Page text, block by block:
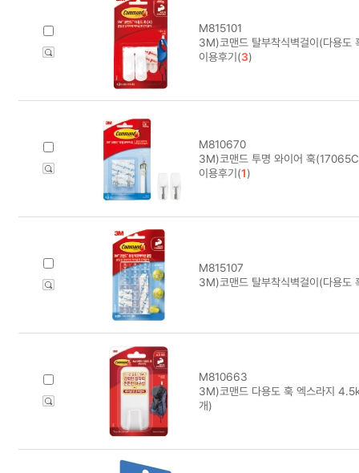
M815101
3M)코맨드 탈부착식벽걸이(다용도
이용후기(3)
M810670
3M)코맨드 투명 와이어 훅
이용후기(1)
M815107
3M)코맨드 탈부착식벽걸이(다용
M810663
3M)코맨드 다용도 훅 엑스라지
개)